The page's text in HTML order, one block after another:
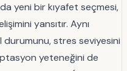
yeni bir kıyafet seçmesi,
yansıtır. Aynı
stres seviyesini
yeteneğini de